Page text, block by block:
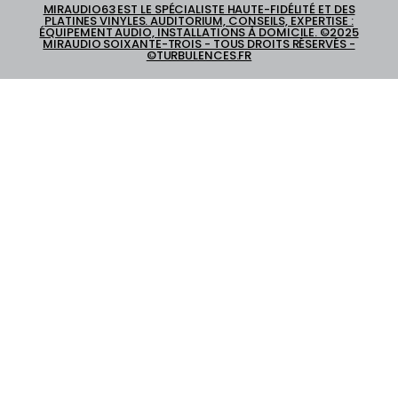
MIRAUDIO63 EST LE SPÉCIALISTE HAUTE-FIDÉLITÉ ET DES
PLATINES VINYLES. AUDITORIUM, CONSEILS, EXPERTISE :
ÉQUIPEMENT AUDIO, INSTALLATIONS À DOMICILE. ©2025
MIRAUDIO SOIXANTE-TROIS - TOUS DROITS RÉSERVÉS -
©TURBULENCES.FR